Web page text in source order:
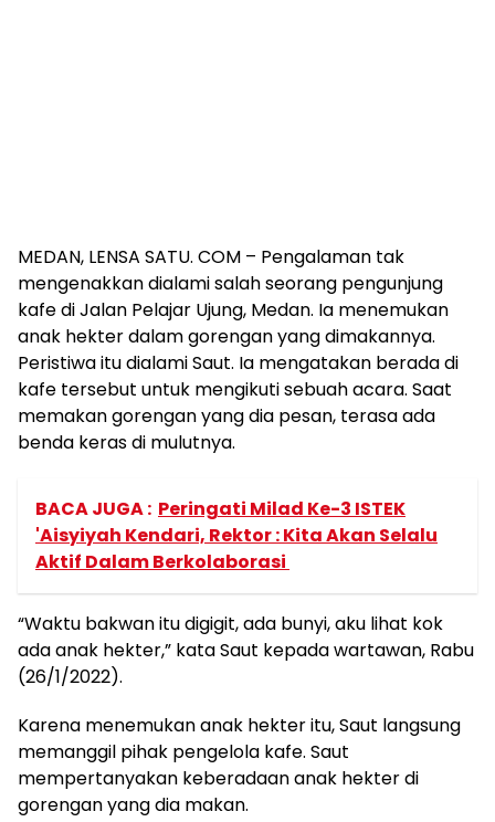
MEDAN, LENSA SATU. COM – Pengalaman tak
mengenakkan dialami salah seorang pengunjung
kafe di Jalan Pelajar Ujung, Medan. Ia menemukan
anak hekter dalam gorengan yang dimakannya.
Peristiwa itu dialami Saut. Ia mengatakan berada di
kafe tersebut untuk mengikuti sebuah acara. Saat
memakan gorengan yang dia pesan, terasa ada
benda keras di mulutnya.
BACA JUGA : Peringati Milad Ke-3 ISTEK
'Aisyiyah Kendari, Rektor : Kita Akan Selalu
Aktif Dalam Berkolaborasi
“Waktu bakwan itu digigit, ada bunyi, aku lihat kok
ada anak hekter,” kata Saut kepada wartawan, Rabu
(26/1/2022).
Karena menemukan anak hekter itu, Saut langsung
memanggil pihak pengelola kafe. Saut
mempertanyakan keberadaan anak hekter di
gorengan yang dia makan.